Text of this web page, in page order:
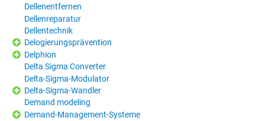
Dellenentfernen
Dellenreparatur
Dellentechnik
Delogierungsprävention
Delphion
Delta Sigma Converter
Delta-Sigma-Modulator
Delta-Sigma-Wandler
Demand modeling
Demand-Management-Systeme